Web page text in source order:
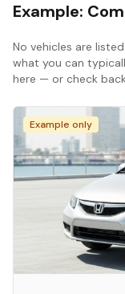
Example:
No vehicles are
what you can
here — or check
Example only